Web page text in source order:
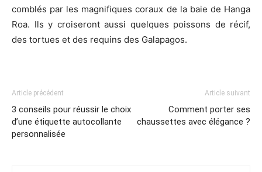
comblés par les magnifiques coraux de la baie de Hanga
Roa. Ils y croiseront aussi quelques poissons de récif,
des tortues et des requins des Galapagos.
Article précédent
3 conseils pour réussir le choix
d’une étiquette autocollante
personnalisée
Article suivant
Comment porter ses
chaussettes avec élégance ?